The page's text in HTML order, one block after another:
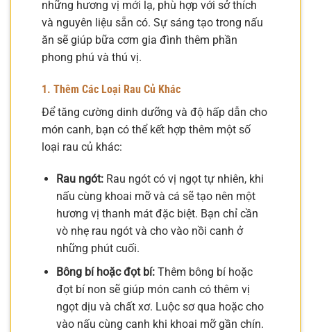
những hương vị mới lạ, phù hợp với sở thích
và nguyên liệu sẵn có. Sự sáng tạo trong nấu
ăn sẽ giúp bữa cơm gia đình thêm phần
phong phú và thú vị.
1. Thêm Các Loại Rau Củ Khác
Để tăng cường dinh dưỡng và độ hấp dẫn cho
món canh, bạn có thể kết hợp thêm một số
loại rau củ khác:
Rau ngót:Rau ngót có vị ngọt tự nhiên, khi
nấu cùng khoai mỡ và cá sẽ tạo nên một
hương vị thanh mát đặc biệt. Bạn chỉ cần
vò nhẹ rau ngót và cho vào nồi canh ở
những phút cuối.
Bông bí hoặc đọt bí:Thêm bông bí hoặc
đọt bí non sẽ giúp món canh có thêm vị
ngọt dịu và chất xơ. Luộc sơ qua hoặc cho
vào nấu cùng canh khi khoai mỡ gần chín.